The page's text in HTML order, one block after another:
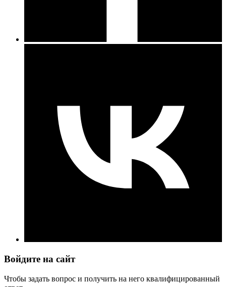
Войдите на сайт
Чтобы задать вопрос и получить на него квалифицированный